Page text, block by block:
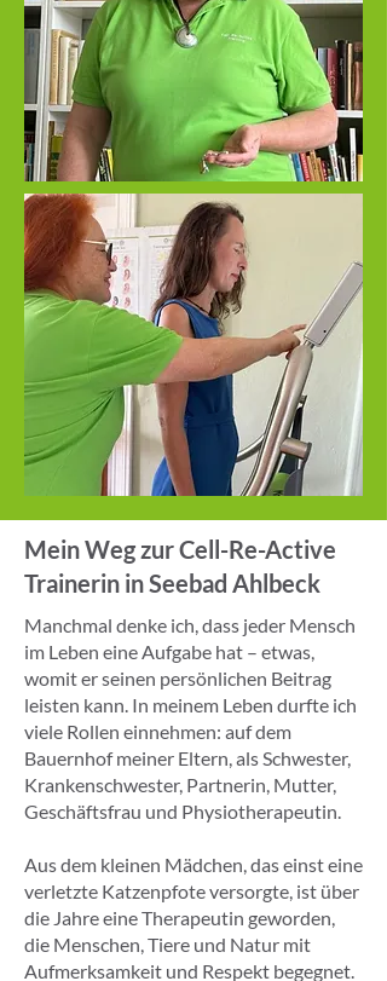
Mein Weg zur Cell-Re-Active
Trainerin in Seebad Ahlbeck
Manchmal denke ich, dass jeder Mensch
im Leben eine Aufgabe hat – etwas,
womit er seinen persönlichen Beitrag
leisten kann. In meinem Leben durfte ich
viele Rollen einnehmen: auf dem
Bauernhof meiner Eltern, als Schwester,
Krankenschwester, Partnerin, Mutter,
Geschäftsfrau und Physiotherapeutin.
Aus dem kleinen Mädchen, das einst eine
verletzte Katzenpfote versorgte, ist über
die Jahre eine Therapeutin geworden,
die Menschen, Tiere und Natur mit
Aufmerksamkeit und Respekt begegnet.